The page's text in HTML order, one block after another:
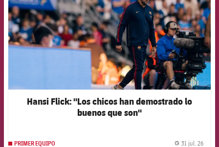
Hansi Flick: "Los chicos han demostrado lo
buenos que son"
PRIMER EQUIPO 31 jul. 26